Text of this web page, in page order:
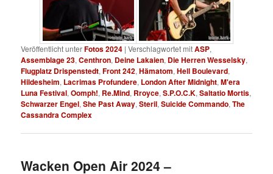
Veröffentlicht unterFotos 2024 |Verschlagwortet mitASP,
Assemblage 23,Centhron, Deine Lakaien, Die Herren Wesselsky,
Flugplatz Drispenstedt,Front 242,Hämatom,Hell Boulevard,
Hildesheim, Lacrimas Profundere, London After Midnight,M'era
Luna Festival,Oomph!, Re.Mind, Rroyce,S.P.O.C.K,Saltatio Mortis,
Schwarzer Engel,She Past Away,Steril,Suicide Commando,The
Cassandra Complex
Wacken Open Air 2024 –